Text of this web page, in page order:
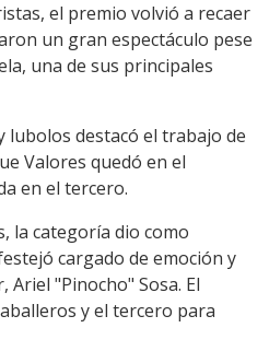
el premio volvió a recaer
un gran espectáculo pese
una de sus principales
lubolos destacó el trabajo de
Valores quedó en el
en el tercero.
la categoría dio como
cargado de emoción y
"Pinocho" Sosa. El
y el tercero para